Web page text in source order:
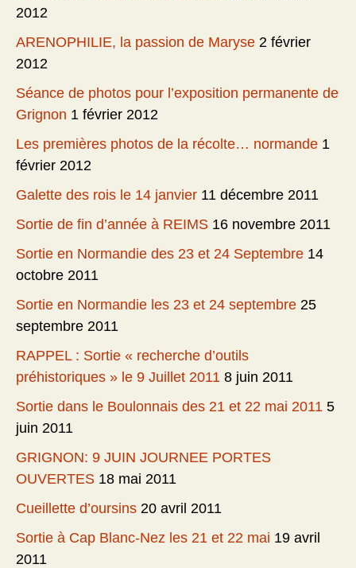
2012
ARENOPHILIE, la passion de Maryse 2 février
2012
Séance de photos pour l’exposition permanente de
Grignon 1 février 2012
Les premières photos de la récolte… normande 1
février 2012
Galette des rois le 14 janvier 11 décembre 2011
Sortie de fin d’année à REIMS 16 novembre 2011
Sortie en Normandie des 23 et 24 Septembre 14
octobre 2011
Sortie en Normandie les 23 et 24 septembre 25
septembre 2011
RAPPEL : Sortie « recherche d’outils
préhistoriques » le 9 Juillet 2011 8 juin 2011
Sortie dans le Boulonnais des 21 et 22 mai 2011 5
juin 2011
GRIGNON: 9 JUIN JOURNEE PORTES
OUVERTES 18 mai 2011
Cueillette d’oursins 20 avril 2011
Sortie à Cap Blanc-Nez les 21 et 22 mai 19 avril
2011